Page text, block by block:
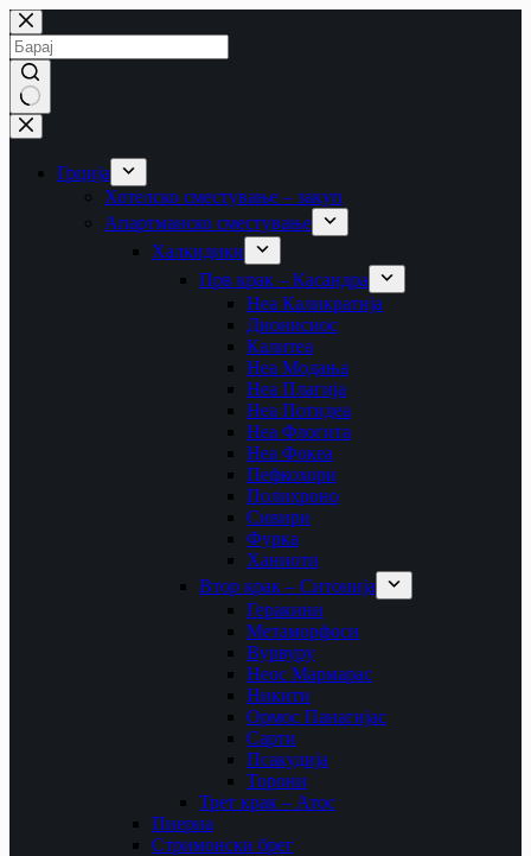
Skip
to
content
No
results
Грција
Хотелско сместување – закуп
Апартманско сместување
Халкидики
Прв крак – Касандра
Неа Каликратија
Дионисиос
Калитеа
Неа Модања
Неа Плагија
Неа Потидеа
Неа Флогита
Неа Фокеа
Пефкохори
Полихроно
Сивири
Фурка
Ханиоти
Втор крак – Ситонија
Геракини
Метаморфоси
Вурвуру
Неос Мармарас
Никити
Ормос Панагијас
Сарти
Псакудија
Торони
Трет крак – Атос
Пиериа
Стримонски брег